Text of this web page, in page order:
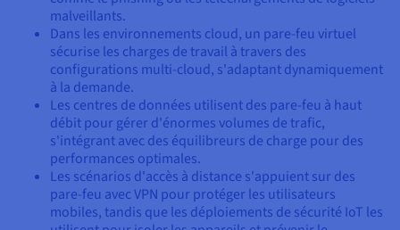
malveillants.
Dans les environnements cloud, un pare-feu virtuel
sécurise les charges de travail à travers des
configurations multi-cloud, s'adaptant dynamiquement
à la demande.
Les centres de données utilisent des pare-feu à haut
débit pour gérer d'énormes volumes de trafic,
s'intégrant avec des équilibreurs de charge pour des
performances optimales.
Les scénarios d'accès à distance s'appuient sur des
pare-feu avec VPN pour protéger les utilisateurs
mobiles, tandis que les déploiements de sécurité IoT les